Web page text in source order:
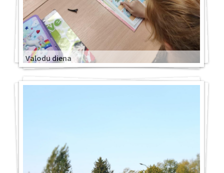
Valodu diena